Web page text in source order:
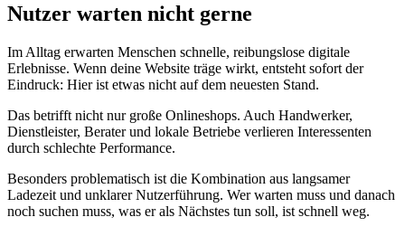
Nutzer warten nicht gerne
Im Alltag erwarten Menschen schnelle, reibungslose digitale
Erlebnisse. Wenn deine Website träge wirkt, entsteht sofort der
Eindruck: Hier ist etwas nicht auf dem neuesten Stand.
Das betrifft nicht nur große Onlineshops. Auch Handwerker,
Dienstleister, Berater und lokale Betriebe verlieren Interessenten
durch schlechte Performance.
Besonders problematisch ist die Kombination aus langsamer
Ladezeit und unklarer Nutzerführung. Wer warten muss und danach
noch suchen muss, was er als Nächstes tun soll, ist schnell weg.